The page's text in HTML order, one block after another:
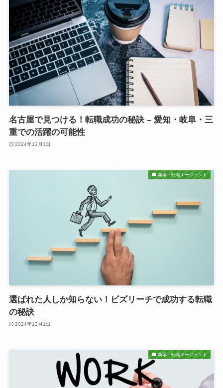
名古屋で見つける！転職成功の秘訣 – 愛知・岐阜・三
重での活躍の可能性
2024年12月1日
新卒・転職エージェント
選ばれた人しか知らない！ビズリーチで成功する転職
の秘訣
2024年12月1日
新卒・転職エージェント